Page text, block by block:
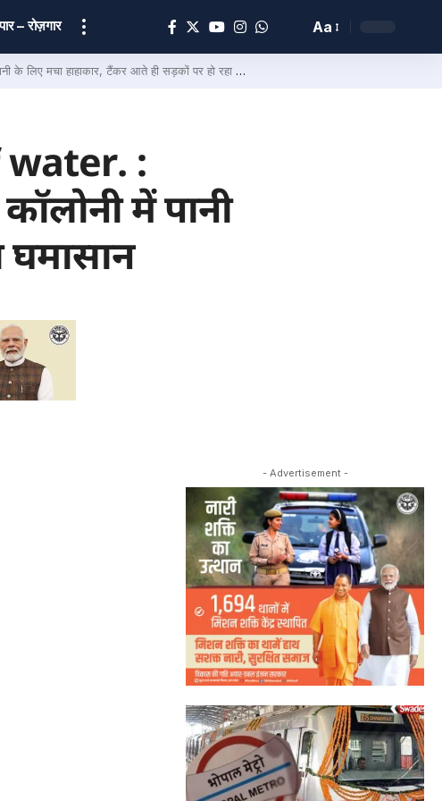
– रोज़गार Aa
हाहाकार, टैंकर आते ही सड़कों पर हो रहा घमासान
:
में पानी
घमासान
- Advertisement -